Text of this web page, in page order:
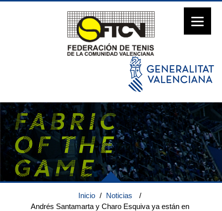
Inicio / Noticias
/
Andrés Santamarta y Charo Esquiva ya están en